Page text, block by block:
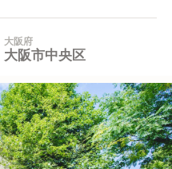
大阪府
大阪市中央区